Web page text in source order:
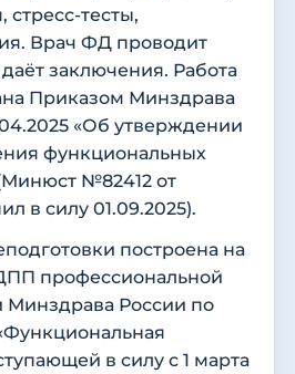
стресс-тесты,
Врач ФД проводит
заключения. Работа
Приказом Минздрава
«Об утверждении
функциональных
№82412 от
в силу 01.09.2025).
построена на
профессиональной
Минздрава России по
в силу с 1 марта